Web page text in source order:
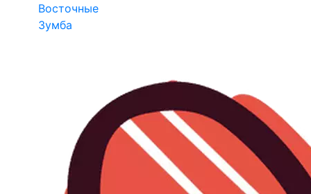
Восточные
Зумба